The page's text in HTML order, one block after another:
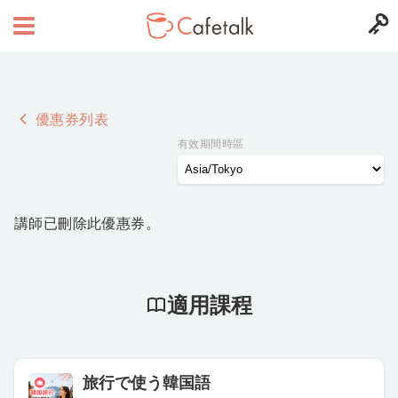
優惠券列表
有效期間時區
講師已刪除此優惠券。
適用課程
旅行で使う韓国語